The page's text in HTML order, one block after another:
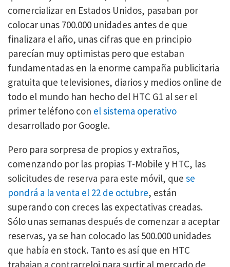
comercializar en Estados Unidos, pasaban por
colocar unas 700.000 unidades antes de que
finalizara el año, unas cifras que en principio
parecían muy optimistas pero que estaban
fundamentadas en la enorme campaña publicitaria
gratuita que televisiones, diarios y medios online de
todo el mundo han hecho del HTC G1 al ser el
primer teléfono con el sistema operativo
desarrollado por Google.
Pero para sorpresa de propios y extraños,
comenzando por las propias T-Mobile y HTC, las
solicitudes de reserva para este móvil, que se
pondrá a la venta el 22 de octubre, están
superando con creces las expectativas creadas.
Sólo unas semanas después de comenzar a aceptar
reservas, ya se han colocado las 500.000 unidades
que había en stock. Tanto es así que en HTC
trabajan a contrarreloj para surtir al mercado de